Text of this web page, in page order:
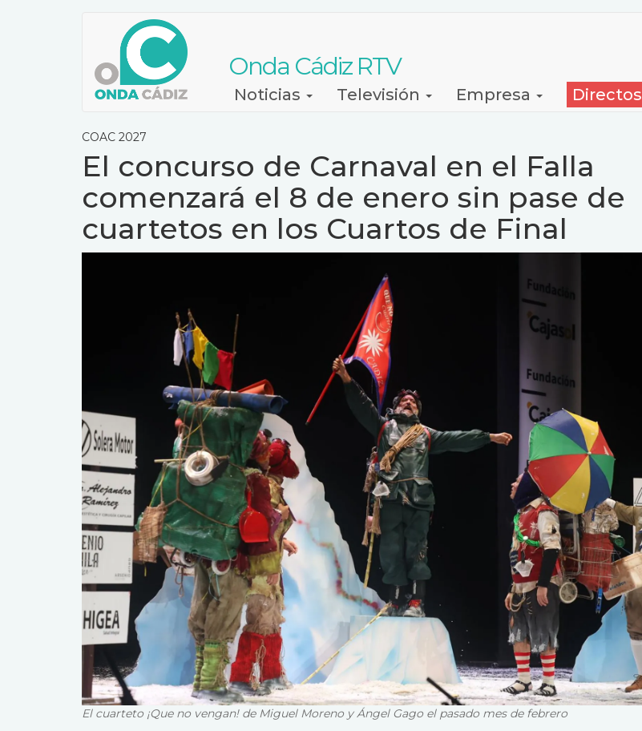
Onda Cádiz RTV
NavegaciónNoticias Televisión Empresa Directos
COAC 2027
El concurso de Carnaval en el Falla
comenzará el 8 de enero sin pase de
cuartetos en los Cuartos de Final
El cuarteto ¡Que no vengan! de Miguel Moreno y Ángel Gago el pasado mes de febrero